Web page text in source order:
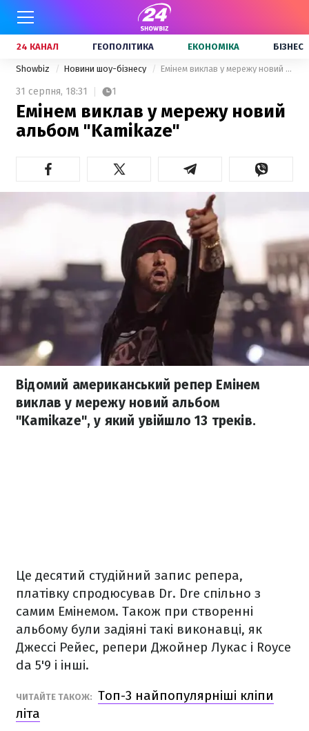
24 КАНАЛ ГЕОПОЛІТИКА ЕКОНОМІКА БІЗНЕС
Showbiz Новини шоу-бізнесу Емінем виклав у мережу новий альбом "Kamikaze"
31 серпня, 18:31 1
Емінем виклав у мережу новий
альбом "Kamikaze"
Відомий американський репер Емінем
виклав у мережу новий альбом
"Kamikaze", у який увійшло 13 треків.
Це десятий студійний запис репера,
платівку спродюсував Dr. Dre спільно з
самим Емінемом. Також при створенні
альбому були задіяні такі виконавці, як
Джессі Рейес, репери Джойнер Лукас і Royce
da 5'9 і інші.
ЧИТАЙТЕ ТАКОЖ: Топ-3 найпопулярніші кліпи
літа